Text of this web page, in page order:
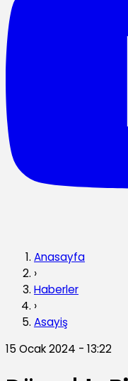
Anasayfa
›
Haberler
›
Asayiş
15 Ocak 2024 - 13:22